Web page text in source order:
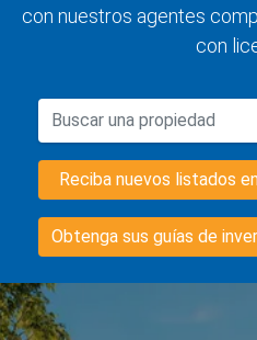
con nuestros agentes
con
Reciba nuevos listados
Obtenga sus guías de